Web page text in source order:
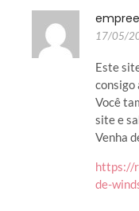
17/05/
Este
consigo
Você
site e
Venha
https://
de-